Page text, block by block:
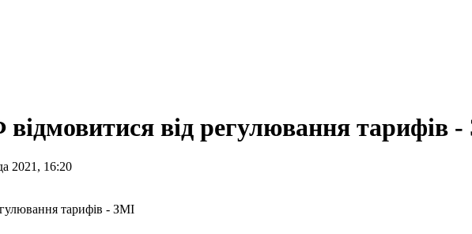
від регулювання тарифів
2021, 16:20